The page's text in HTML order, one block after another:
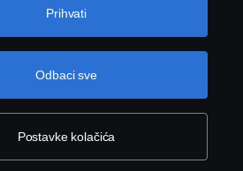
Postavke kolačića
Odbaci sve
Prihvati